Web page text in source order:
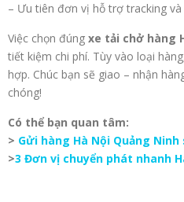
– Ưu tiên đơn vị hỗ trợ tracking
Việc chọn đúng xe tải chở hàng
tiết kiệm chi phí. Tùy vào loại
hợp. Chúc bạn sẽ giao – nhận
chóng!
Có thể bạn quan tâm:
> Gửi hàng Hà Nội Quảng
>3 Đơn vị chuyển phát nhanh